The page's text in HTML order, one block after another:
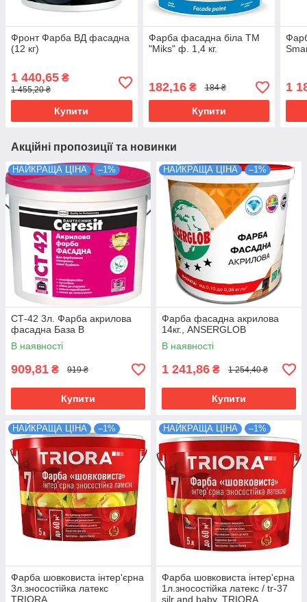
Фронт Фарба ВД фасадна
(12 кг)
1 440,65 ₴
1 455,20 ₴
Купити
Фарба фасадна біла ТМ
"Miks" ф. 1,4 кг.
182,16₴ 184 ₴
Купити
1
Акційні пропозиції та новинки
НАЙКРАЩА ЦІНА –1%
СТ-42 3л. Фарба акрилова
фасадна База В
В наявності
909,81 ₴ 919 ₴
Купити
НАЙКРАЩА ЦІНА –1%
Фарба фасадна акрилова
14кг., ANSERGLOB
В наявності
1 241,86 ₴ 1 254,40 ₴
Купити
НАЙКРАЩА ЦІНА –1%
Фарба шовковиста інтер'єрна
3л.зносостійка латекс
TRIORA
НАЙКРАЩА ЦІНА –1%
Фарба шовковиста інтер'єрна
1л.зносостійка латекс / tr-37
silr and baby, TRIORA